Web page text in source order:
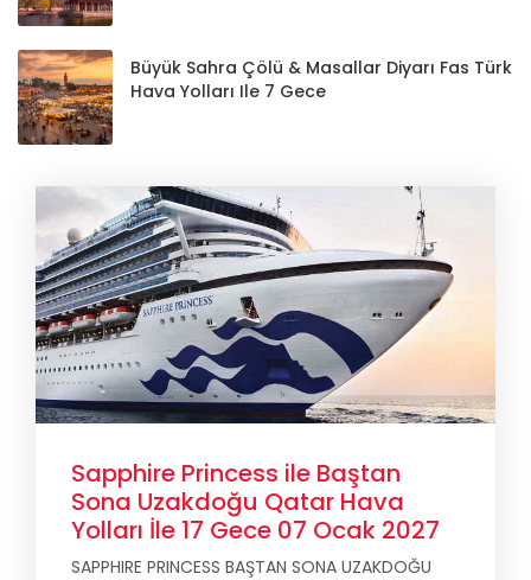
Büyük Sahra Çölü & Masallar Diyarı Fas Türk
Hava Yolları Ile 7 Gece
Sapphire Princess ile Baştan
Sona Uzakdoğu Qatar Hava
Yolları İle 17 Gece 07 Ocak 2027
SAPPHIRE PRINCESS BAŞTAN SONA UZAKDOĞU